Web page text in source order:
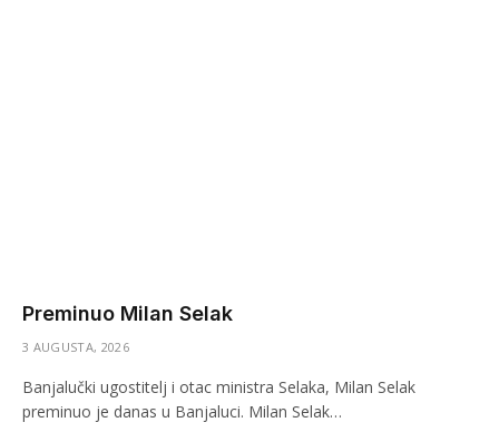
Preminuo Milan Selak
3 AUGUSTA, 2026
Banjalučki ugostitelj i otac ministra Selaka, Milan Selak
preminuo je danas u Banjaluci. Milan Selak…